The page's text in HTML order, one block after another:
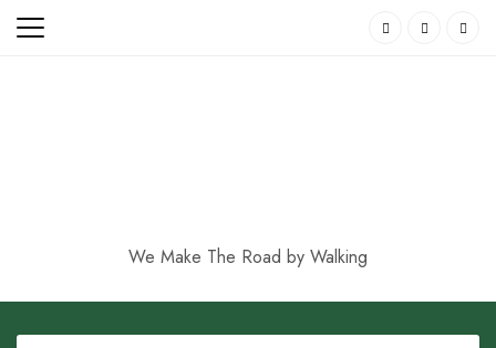
Skip
We Make The Road by Walking